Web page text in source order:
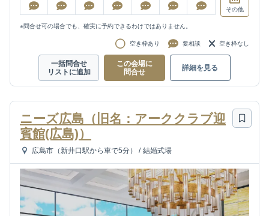
その他
※問合せ可の場合でも、確実に予約できるわけではありません。
空き枠あり 要相談 空き枠なし
一括問合せ
リストに追加
この会場に
問合せ
詳細を見る
ニーズ広島（旧名：アーククラブ迎
賓館(広島)）
広島市（新井口駅から車で5分） / 結婚式場